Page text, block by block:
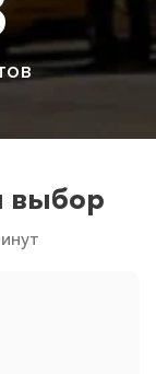
свободных
цену вам
выбор